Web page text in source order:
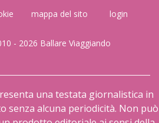
mappa del sito login
- 2026 Ballare Viaggiando
una testata giornalistica in
senza alcuna periodicità. Non può